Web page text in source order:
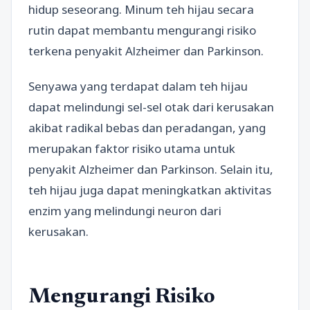
hidup seseorang. Minum teh hijau secara
rutin dapat membantu mengurangi risiko
terkena penyakit Alzheimer dan Parkinson.
Senyawa yang terdapat dalam teh hijau
dapat melindungi sel-sel otak dari kerusakan
akibat radikal bebas dan peradangan, yang
merupakan faktor risiko utama untuk
penyakit Alzheimer dan Parkinson. Selain itu,
teh hijau juga dapat meningkatkan aktivitas
enzim yang melindungi neuron dari
kerusakan.
Mengurangi Risiko